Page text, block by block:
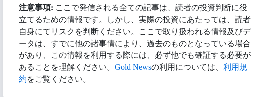
注意事項: ここで発信される全ての記事は、読者の投資判断に役
立てるための情報です。しかし、実際の投資にあたっては、読者
自身にてリスクを判断ください。ここで取り扱われる情報及びデ
ータは、すでに他の諸事情により、過去のものとなっている場合
があり、この情報を利用する際には、必ず他でも確証する必要が
あることを理解ください。 Gold Newsの利用については、 利用規
約をご覧ください。